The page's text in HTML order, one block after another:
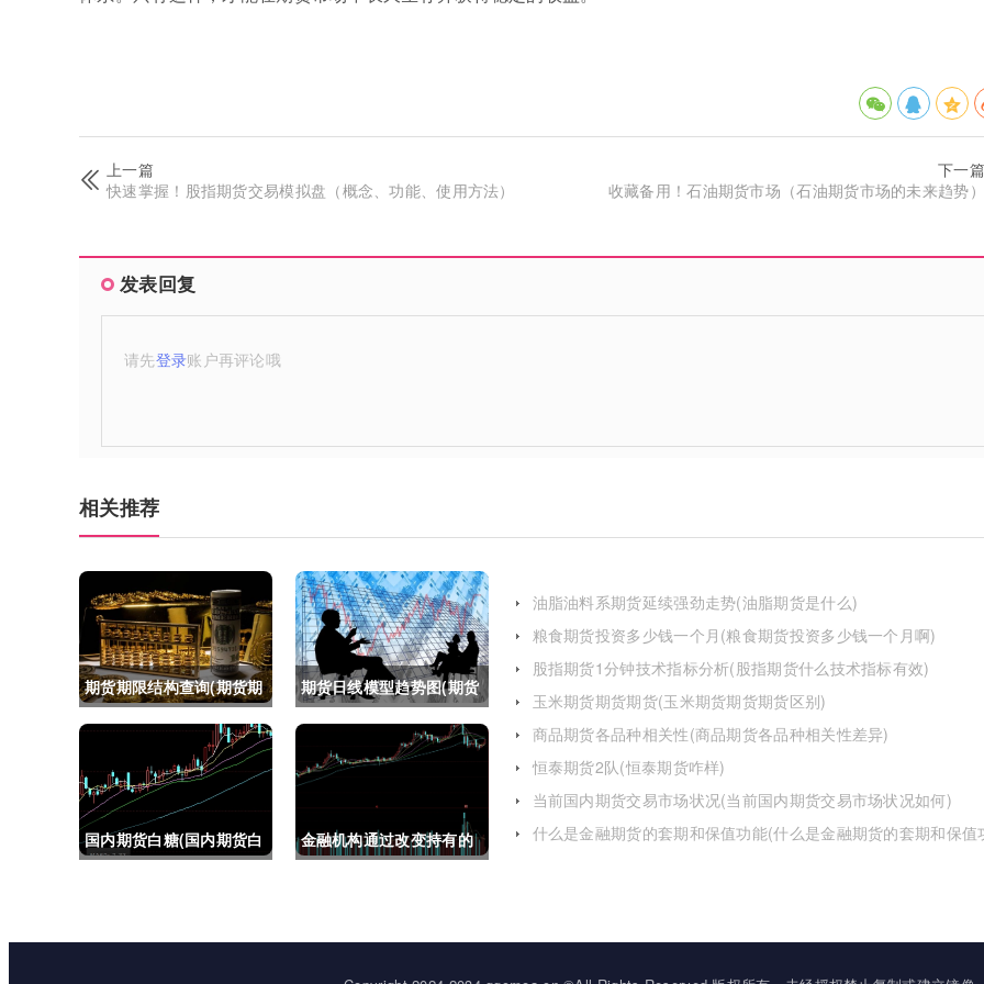
上一篇
快速掌握！股指期货交易模拟盘（概念、功能、使用方法）
下一篇
收藏备用！石油期货市场（石油期货市场的未来趋势）
发表回复
请先登录账户再评论哦
相关推荐
期货期限结构查询(期货期
限结构)
期货日线模型趋势图(期货
日线模型趋势图怎么看)
国内期货白糖(国内期货白
金融机构通过改变持有的
油脂油料系期货延续强劲走势(油脂期货是什么)
粮食期货投资多少钱一个月(粮食期货投资多少钱一个月啊)
股指期货1分钟技术指标分析(股指期货什么技术指标有效)
玉米期货期货期货(玉米期货期货期货区别)
商品期货各品种相关性(商品期货各品种相关性差异)
恒泰期货2队(恒泰期货咋样)
当前国内期货交易市场状况(当前国内期货交易市场状况如何)
什么是金融期货的套期和保值功能(什么是金融期货的套期和保值